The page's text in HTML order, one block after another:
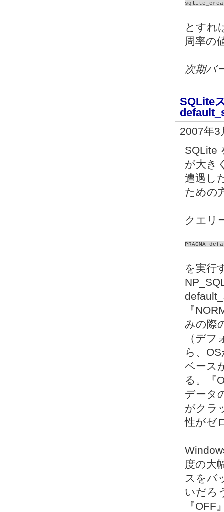
とすれ
周率の
次期バ
SQLite
2007年3
SQLite
が大き
遭遇し
ための
クエリ
PRAGMA
を実行
『
みの際
（デ
ら、
ベース
る。『
データ
がクラ
性がゼ
度の大
スをバ
いだろ
『